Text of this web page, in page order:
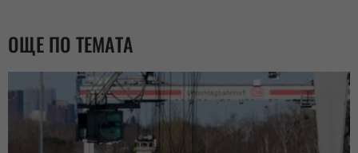
ОЩЕ ПО ТЕМАТА